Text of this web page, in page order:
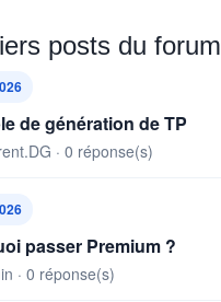
posts du forum
de génération de TP
· 0 réponse(s)
passer Premium ?
· 0 réponse(s)